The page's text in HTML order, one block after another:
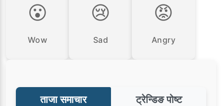
😮
Wow
😢
Sad
😡
Angry
ताजा समाचार ट्रेन्डिङ पोष्ट